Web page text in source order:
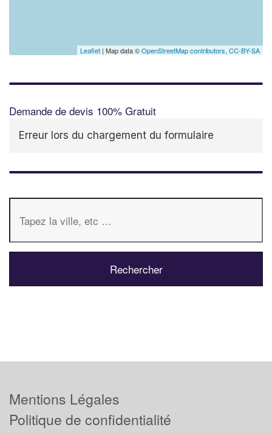
Leaflet | Map data ©OpenStreetMap contributors, CC-BY-SA
Demande de devis 100% Gratuit
Erreur lors du chargement du formulaire
Mentions Légales
Politique de confidentialité